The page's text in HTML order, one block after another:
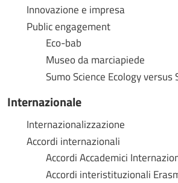
Innovazione e impresa
Public engagement
Eco-bab
Museo da marciapiede
Sumo Science Ecology
Internazionale
Internazionalizzazione
Accordi internazionali
Accordi Accademici
Accordi interistituzionali